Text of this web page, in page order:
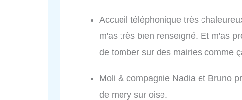
Accueil téléphonique très
m'as très bien renseigné. Et m'as
de tomber sur des mairies comme
Moli & compagnie Nadia et Bruno
de mery sur oise.